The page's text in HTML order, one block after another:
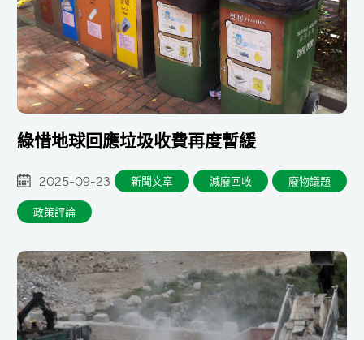
綠惜地球回應垃圾收費再度暫緩
2025-09-23 新聞文章 減廢回收 廢物議題
政策評論